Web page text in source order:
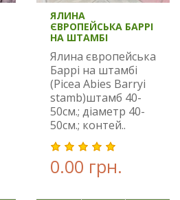
ЯЛИНА
ЄВРОПЕЙСЬКА БАРРІ
НА ШТАМБІ
Ялина європейська
Баррі на штамбі
(Picea Abies Barryi
stamb)штамб 40-
50см.; діаметр 40-
50см.; контей..
0.00 грн.